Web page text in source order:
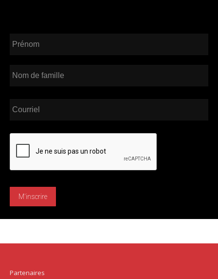
M'inscrire
Partenaires